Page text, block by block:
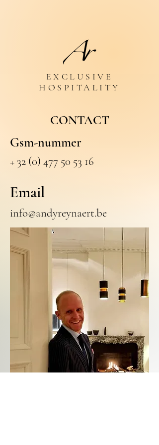
EXCLUSIVE
HOSPITALITY
CONTACT
Gsm-nummer
+ 32 (0) 477 50 53 16
Email
info@andyreynaert.be